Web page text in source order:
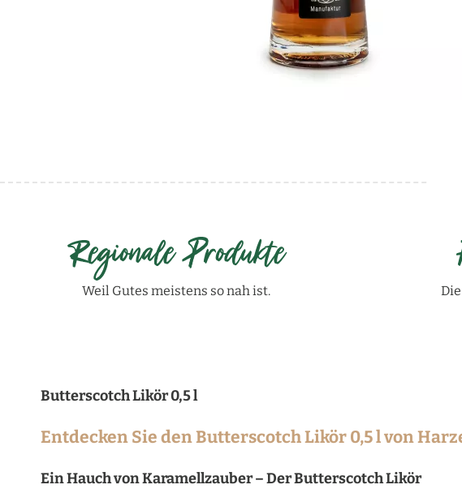
Regionale Produkte
Weil Gutes meistens so nah ist.
Butterscotch Likör 0,5 l
Entdecken Sie den Butterscotch Likör 0,5 l von
Ein Hauch von Karamellzauber – Der Butterscotch Likör